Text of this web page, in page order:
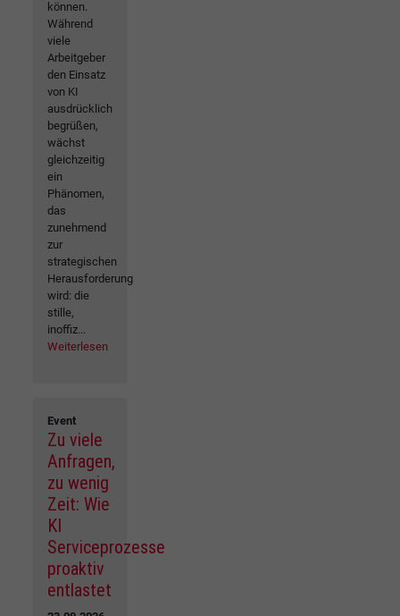
können.
Während
viele
Arbeitgeber
den Einsatz
von KI
ausdrücklich
begrüßen,
wächst
gleichzeitig
ein
Phänomen,
das
zunehmend
zur
strategischen
Herausforderung
wird: die
stille,
inoffiz...
Weiterlesen
Event
Zu viele
Anfragen,
zu wenig
Zeit: Wie
KI
Serviceprozesse
proaktiv
entlastet